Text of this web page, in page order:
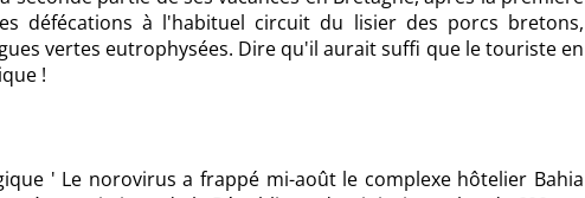
défécations à l'habituel circuit du lisier des porcs bretons,
vertes eutrophysées. Dire qu'il aurait suffi que le touriste en
!
' Le norovirus a frappé mi-août le complexe hôtelier Bahia